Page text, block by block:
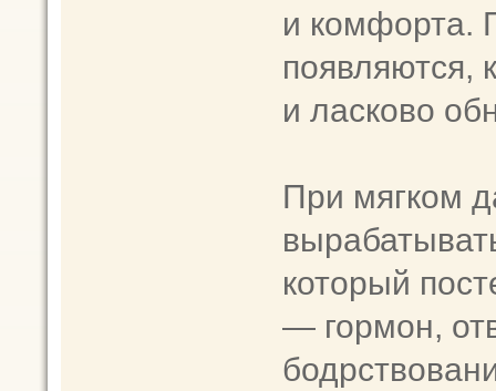
и комфорта.
появляются,
и ласково
При мягком
который
— гормон,